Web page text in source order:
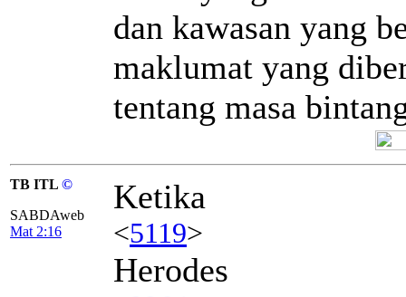
dan kawasan yang
maklumat yang
tentang masa
TB ITL ©
SABDAweb
Mat 2:16
Ketika
<5119>
Herodes